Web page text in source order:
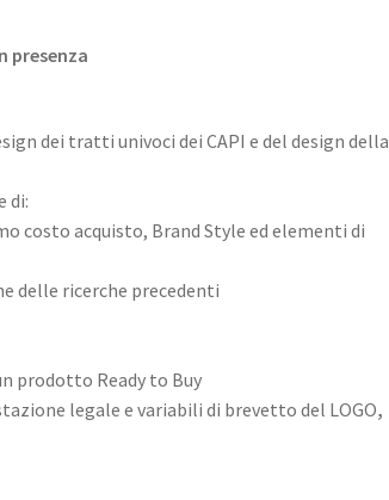
presenza
dei tratti univoci dei CAPI e del design della
di:
costo acquisto, Brand Style ed elementi di
delle ricerche precedenti
prodotto Ready to Buy
legale e variabili di brevetto del LOGO,